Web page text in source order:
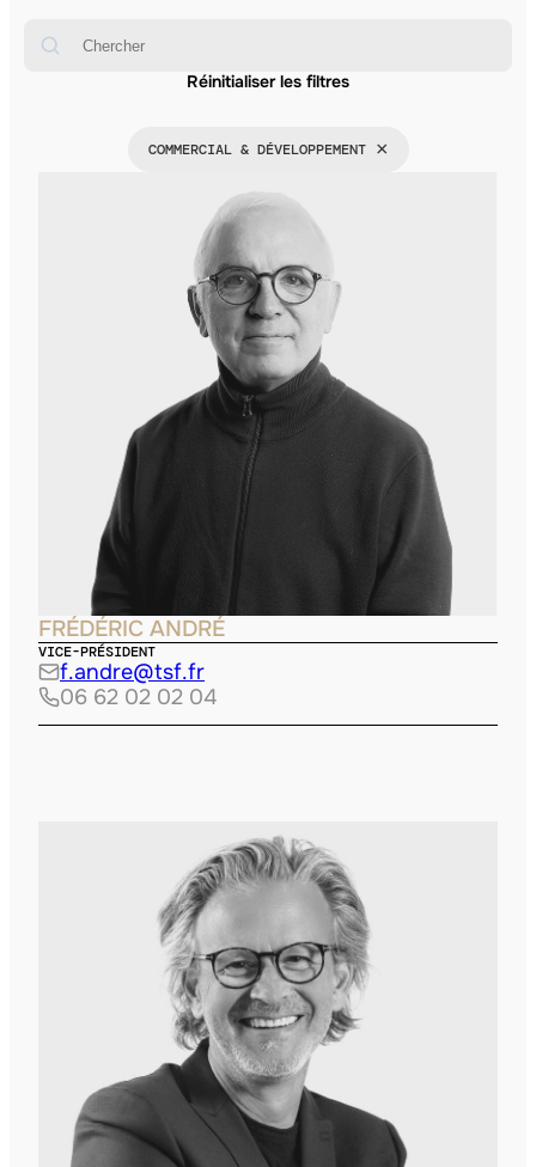
Réinitialiser les filtres
COMMERCIAL & DÉVELOPPEMENT ×
FRÉDÉRIC ANDRÉ
VICE-PRÉSIDENT
f.andre@tsf.fr
06 62 02 02 04